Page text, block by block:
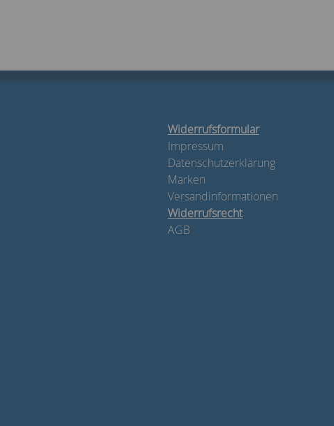
Widerrufsformular
Impressum
Datenschutzerklärung
Marken
Versandinformationen
Widerrufsrecht
AGB